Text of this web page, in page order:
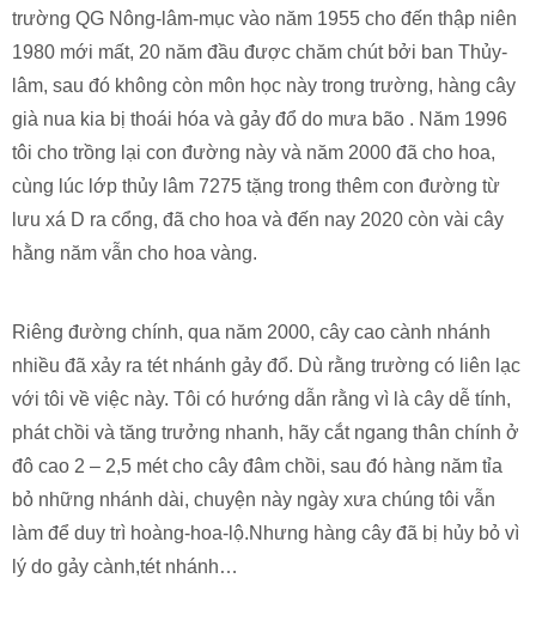
trường QG Nông-lâm-mục vào năm 1955 cho đến thập niên
1980 mới mất, 20 năm đầu được chăm chút bởi ban Thủy-
lâm, sau đó không còn môn học này trong trường, hàng cây
già nua kia bị thoái hóa và gảy đổ do mưa bão . Năm 1996
tôi cho trồng lại con đường này và năm 2000 đã cho hoa,
cùng lúc lớp thủy lâm 7275 tặng trong thêm con đường từ
lưu xá D ra cổng, đã cho hoa và đến nay 2020 còn vài cây
hằng năm vẫn cho hoa vàng.
Riêng đường chính, qua năm 2000, cây cao cành nhánh
nhiều đã xảy ra tét nhánh gảy đổ. Dù rằng trường có liên lạc
với tôi về việc này. Tôi có hướng dẫn rằng vì là cây dễ tính,
phát chồi và tăng trưởng nhanh, hãy cắt ngang thân chính ở
đô cao 2 – 2,5 mét cho cây đâm chồi, sau đó hàng năm tỉa
bỏ những nhánh dài, chuyện này ngày xưa chúng tôi vẫn
làm để duy trì hoàng-hoa-lộ.Nhưng hàng cây đã bị hủy bỏ vì
lý do gảy cành,tét nhánh…